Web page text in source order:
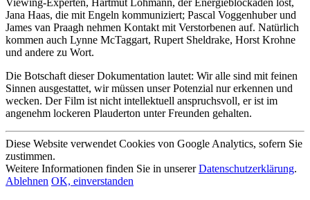
Jana Haas, die mit Engeln kommuniziert; Pascal Voggenhuber und
James van Praagh nehmen Kontakt mit Verstorbenen auf. Natürlich
kommen auch Lynne McTaggart, Rupert Sheldrake, Horst Krohne
und andere zu Wort.
Die Botschaft dieser Dokumentation lautet: Wir alle sind mit feinen
Sinnen ausgestattet, wir müssen unser Potenzial nur erkennen und
wecken. Der Film ist nicht intellektuell anspruchsvoll, er ist im
angenehm lockeren Plauderton unter Freunden gehalten.
Diese Website verwendet Cookies von Google Analytics, sofern Sie
zustimmen.
Weitere Informationen finden Sie in unsererDatenschutzerklärung.
Ablehnen OK, einverstanden